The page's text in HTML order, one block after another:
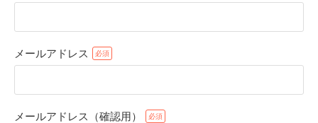
メールアドレス
メールアドレス（確認用）アプリで開く